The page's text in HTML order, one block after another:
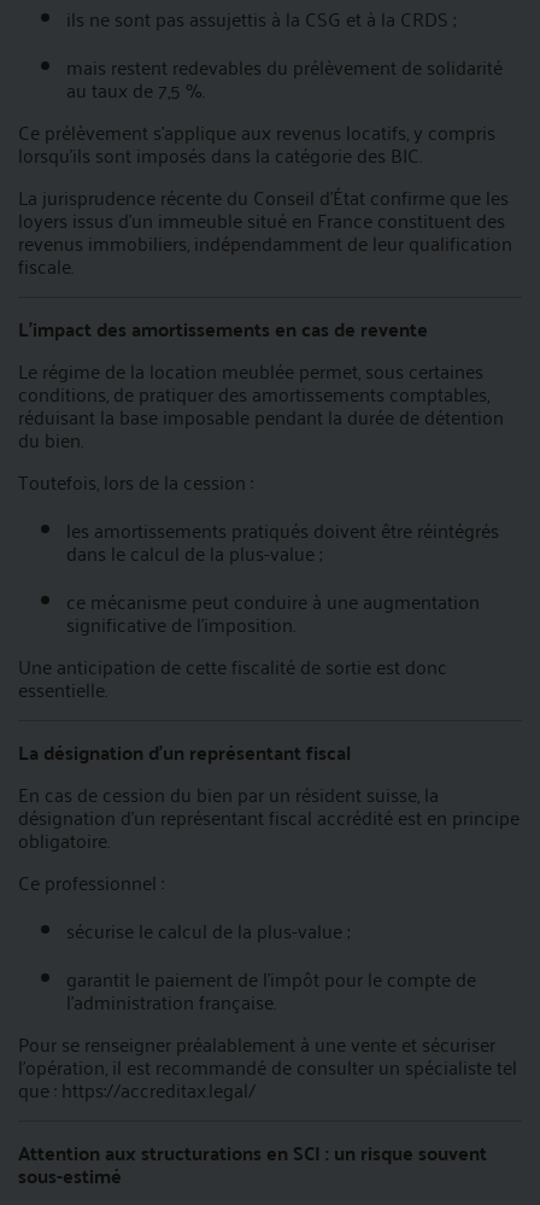
ils ne sont pas assujettis à la CSG et à la CRDS ;
mais restent redevables du prélèvement de solidarité
au taux de 7,5 %.
Ce prélèvement s’applique aux revenus locatifs, y compris
lorsqu’ils sont imposés dans la catégorie des BIC.
La jurisprudence récente du Conseil d'État confirme que les
loyers issus d’un immeuble situé en France constituent des
revenus immobiliers, indépendamment de leur qualification
fiscale.
L’impact des amortissements en cas de revente
Le régime de la location meublée permet, sous certaines
conditions, de pratiquer des amortissements comptables,
réduisant la base imposable pendant la durée de détention
du bien.
Toutefois, lors de la cession :
les amortissements pratiqués doivent être réintégrés
dans le calcul de la plus-value ;
ce mécanisme peut conduire à une augmentation
significative de l’imposition.
Une anticipation de cette fiscalité de sortie est donc
essentielle.
La désignation d’un représentant fiscal
En cas de cession du bien par un résident suisse, la
désignation d’un représentant fiscal accrédité est en principe
obligatoire.
Ce professionnel :
sécurise le calcul de la plus-value ;
garantit le paiement de l’impôt pour le compte de
l’administration française.
Pour se renseigner préalablement à une vente et sécuriser
l’opération, il est recommandé de consulter un spécialiste tel
que :https://accreditax.legal/
Attention aux structurations en SCI : un risque souvent
sous-estimé